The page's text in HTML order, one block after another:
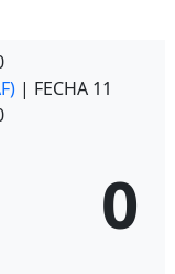
| FECHA 11
0